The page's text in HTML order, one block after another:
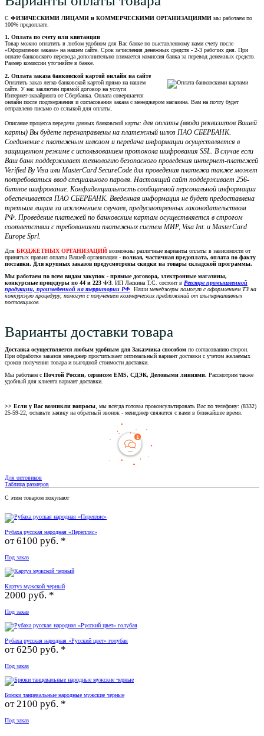
С ФИЗИЧЕСКИМИ ЛИЦАМИ и КОММЕРЧЕСКИМИ ОРГАНИЗАЦИЯМИ мы работаем по
100% предоплате.
1. Оплата по счету или квитанции
Товар можно оплатить в любом удобном для Вас банке по выставленному нами счету после
«Оформления заказа» на нашем сайте. Срок зачисления денежных средств - 2-3 рабочих дня. При
оплате банковского перевода дополнительно взимается комиссия банка за перевод денежных средств.
Размер комиссии уточняйте в банке.
2. Оплата заказа банковской картой онлайн на сайте
Оплатить заказ легко банковской картой прямо на нашем
сайте. У нас заключен прямой договор на услуги
Интернет-эквайринга от Сбербанка. Оплата совершается
онлайн после подтвержения и согласования заказа с менеджером магазина. Вам на почту будет
отправлено письмо со сслыкой для оплаты.
Описание процесса передачи данных банковской карты: для оплаты (ввода реквизитов Вашей
карты) Вы будете перенаправлены на платежный шлюз ПАО СБЕРБАНК.
Соединение с платежным шлюзом и передача информации осуществляется в
защищенном режиме с использованием протокола шифрования SSL. В случае если
Ваш банк поддерживает технологию безопасного проведения интернет-платежей
Verified By Visa или MasterCard SecureCode для проведения платежа также может
потребоваться ввод специального пароля. Настоящий сайт поддерживает 256-
битное шифрование. Конфиденциальность сообщаемой персональной информации
обеспечивается ПАО СБЕРБАНК. Введенная информация не будет предоставлена
третьим лицам за исключением случаев, предусмотренных законодательством
РФ. Проведение платежей по банковским картам осуществляется в строгом
соответствии с требованиями платежных систем МИР, Visa Int. и MasterCard
Europe Sprl.
Для БЮДЖЕТНЫХ ОРГАНИЗАЦИЙ возможны различные варианты оплаты в зависимости от
принятых правил оплаты Вашей организации - полная, частичная предоплата, оплата по факту
поставки. Для крупных заказов предусмотрены скидки на товары складской программы.
Мы работаем по всем видам закупок - прямые договора, электронные магазины,
конкурсные процедуры по 44 и 223 ФЗ. ИП Ласкина Т.С. состоит в Реестре промышленной
продукции, произведенной на территории РФ. Наши менеджеры помогут с оформлением ТЗ на
конкурсную процедуру, помогут с получением коммерческих предложений от альтернативных
поставщиков.
Варианты доставки товара
Доставка осуществляется любым удобным для Заказчика способом по согласованию сторон.
При обработке заказов менеджер просчитывает оптимальный вариант доставки с учетом желаемых
сроков получения товара и выгодной стоимости доставки.
Мы работаем с Почтой России, сервисом EMS, СДЭК, Деловыми линиями. Рассмотрим также
удобный для клиента вариант доставки.
>> Если у Вас возникли вопросы, мы всегда готовы проконсультировать Вас по телефону: (8332)
25-59-22, оставьте заявку на обратный звонок - менеджер свяжется с вами в ближайшее время.
Для оптовиков
Таблица размеров
С этим товаром покупают
Рубаха русская народная «Перепляс»
от6100 руб. *
Под заказ
Картуз мужской черный
2000 руб. *
Под заказ
Рубаха русская народная «Русский цвет» голубая
от6250 руб. *
Под заказ
Брюки танцевальные народные мужские черные
от2100 руб. *
Под заказ